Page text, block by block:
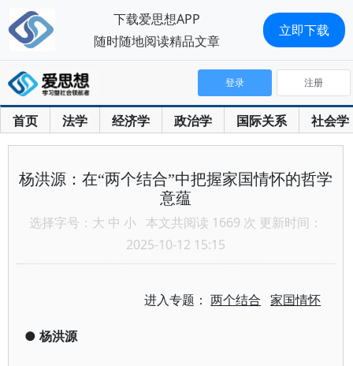
首页 法学 经济学 政治学 国际关系 社会学
登录 注册
杨洪源：在“两个结合”中把握家国情怀的哲学
意蕴
选择字号： 大 中 小 本文共阅读 1669 次 更新时间：
2025-10-12 15:15
进入专题：两个结合 家国情怀
● 杨洪源
下载爱思想APP
随时随地阅读精品文章
立即下载